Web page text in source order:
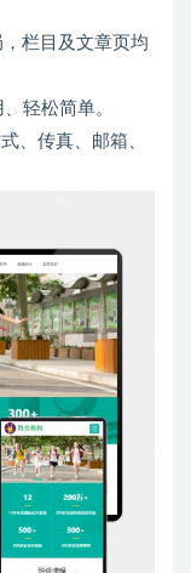
栏目及文章页均
轻松简单。
、传真、邮箱、